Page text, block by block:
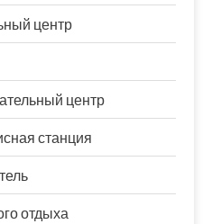
центр
центр
станция
отдыха